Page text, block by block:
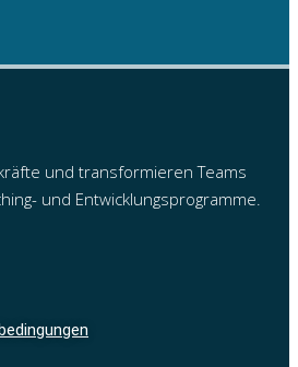
und transformieren Teams
und Entwicklungsprogramme.